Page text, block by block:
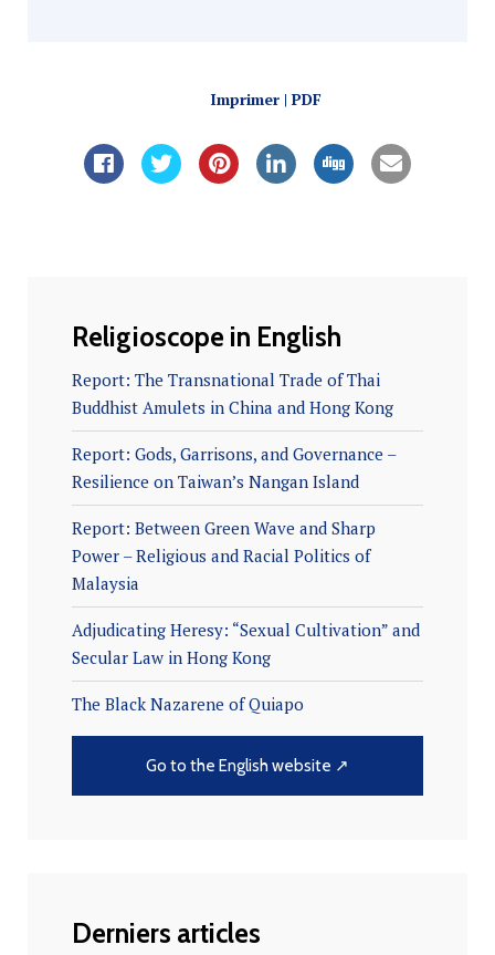
Imprimer | PDF
Religioscope in English
Report: The Transnational Trade of Thai
Buddhist Amulets in China and Hong Kong
Report: Gods, Garrisons, and Governance –
Resilience on Taiwan’s Nangan Island
Report: Between Green Wave and Sharp
Power – Religious and Racial Politics of
Malaysia
Adjudicating Heresy: “Sexual Cultivation” and
Secular Law in Hong Kong
The Black Nazarene of Quiapo
Go to the English website ↗
Derniers articles